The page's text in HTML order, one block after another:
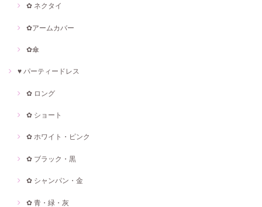
✿ ネクタイ
✿アームカバー
✿傘
♥ パーティードレス
✿ ロング
✿ ショート
✿ ホワイト・ピンク
✿ ブラック・黒
✿ シャンパン・金
✿ 青・緑・灰